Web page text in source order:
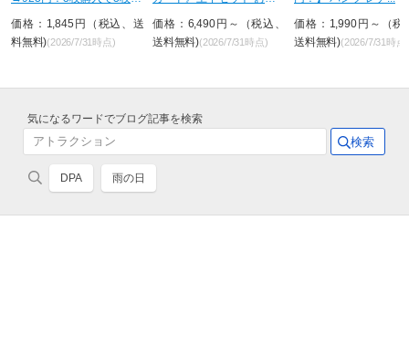
価格：1,845円（税込、送
料無料)(2026/7/31時点)
価格：6,490円～（税込、
送料無料)(2026/7/31時点)
価格：1,990円～（税
送料無料)(2026/7/31時点)
気になるワードでブログ記事を検索
DPA 雨の日